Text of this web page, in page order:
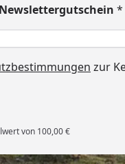
*
zur
von 100,00 €